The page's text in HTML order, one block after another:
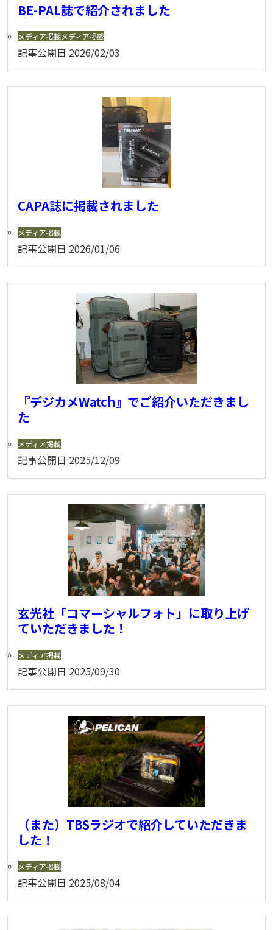
BE-PAL誌で紹介されました
メディア掲載メディア掲載
記事公開日 2026/02/03
CAPA誌に掲載されました
メディア掲載
記事公開日 2026/01/06
『デジカメWatch』でご紹介いただきまし
た
メディア掲載
記事公開日 2025/12/09
玄光社「コマーシャルフォト」に取り上げ
ていただきました！
メディア掲載
記事公開日 2025/09/30
（また）TBSラジオで紹介していただきま
した！
メディア掲載
記事公開日 2025/08/04